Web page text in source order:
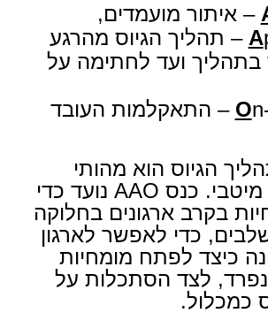
A pplication – תהליך הגיוס מהרגע
ועד לחתימה על
O n-boarding – התאקלמות העובד
הגיוס הוא מהותי
ליצירת גיוס מיטבי. כנס AAO נועד כדי
בקרב ארגונים בחלוקה
כדי לאפשר לארגון
כיצד לפתח מומחיות
לצד הסתכלות על
כמכלול.